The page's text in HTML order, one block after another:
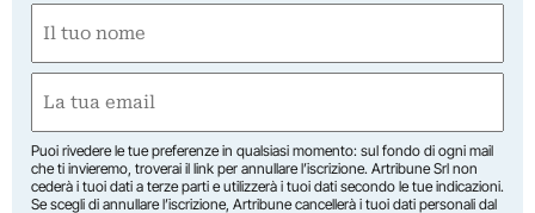
(Required)
First
(Required)
Puoi rivedere le tue preferenze in qualsiasi momento: sul fondo di ogni mail
che ti invieremo, troverai il link per annullare l’iscrizione. Artribune Srl non
cederà i tuoi dati a terze parti e utilizzerà i tuoi dati secondo le tue indicazioni.
Se scegli di annullare l’iscrizione, Artribune cancellerà i tuoi dati personali dal